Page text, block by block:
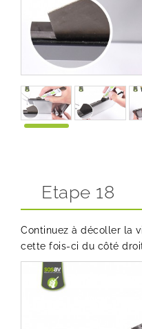
Etape 18
Continuez à décoller la
cette fois-ci du côté